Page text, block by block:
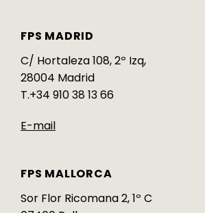
FPS MADRID
C/ Hortaleza 108, 2º Izq,
28004 Madrid
T.+34 910 38 13 66
E-mail
FPS MALLORCA
Sor Flor Ricomana 2, 1º C